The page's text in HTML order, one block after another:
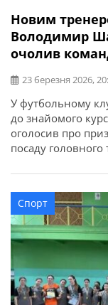
Новим
Володимир
очолив
23 березня 2026,
У футбольному
до знайомого
оголосив про
посаду головного
етапі роботи
якими має
команди. Разом
Спорт